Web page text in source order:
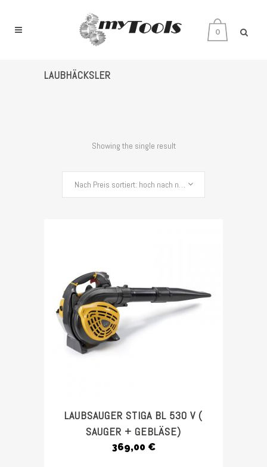
0
LAUBHÄCKSLER
Showing the single result
Nach Preis sortiert: hoch nach niedrig
LAUBSAUGER STIGA BL 530 V (
SAUGER + GEBLÄSE)
369,00 €